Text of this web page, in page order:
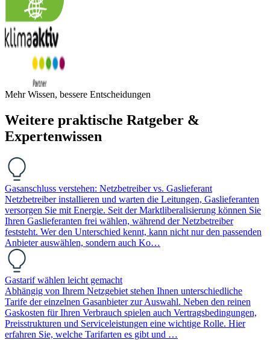
Mehr Wissen, bessere Entscheidungen
Weitere praktische Ratgeber &
Expertenwissen
Gasanschluss verstehen: Netzbetreiber vs. Gaslieferant
Netzbetreiber installieren und warten die Leitungen, Gaslieferanten
versorgen Sie mit Energie. Seit der Marktliberalisierung können Sie
Ihren Gaslieferanten frei wählen, während der Netzbetreiber
feststeht. Wer den Unterschied kennt, kann nicht nur den passenden
Anbieter auswählen, sondern auch Ko…
Gastarif wählen leicht gemacht
Abhängig von Ihrem Netzgebiet stehen Ihnen unterschiedliche
Tarife der einzelnen Gasanbieter zur Auswahl. Neben den reinen
Gaskosten für Ihren Verbrauch spielen auch Vertragsbedingungen,
Preisstrukturen und Serviceleistungen eine wichtige Rolle. Hier
erfahren Sie, welche Tarifarten es gibt und …